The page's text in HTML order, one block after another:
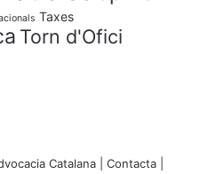
Taxes
Torn d'Ofici
Catalana | Contacta